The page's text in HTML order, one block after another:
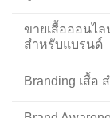
ขายเสื้อออนไ
สำหรับแบรนด์
Branding เสื้อ